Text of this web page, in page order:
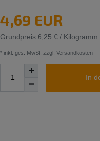
4,69 EUR
Grundpreis 6,25 € / Kilogramm
* inkl. ges. MwSt. zzgl. Versandkosten
In